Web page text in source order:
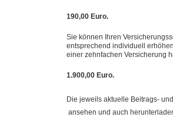
190,00 Euro.
Sie können Ihren
entsprechend individuell
einer zehnfachen Versicherung
1.900,00 Euro.
Die jeweils aktuelle Beitrags-
ansehen und auch